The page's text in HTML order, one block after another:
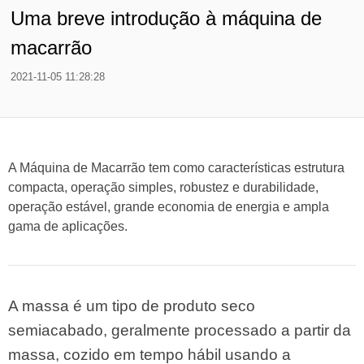
Uma breve introdução à máquina de
macarrão
2021-11-05 11:28:28
A Máquina de Macarrão tem como características estrutura
compacta, operação simples, robustez e durabilidade,
operação estável, grande economia de energia e ampla
gama de aplicações.
A massa é um tipo de produto seco
semiacabado, geralmente processado a partir da
massa, cozido em tempo hábil usando a